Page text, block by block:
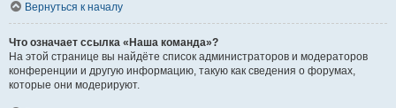
Вернуться к началу
Что означает ссылка «Наша команда»?
На этой странице вы найдёте список администраторов и модераторов
конференции и другую информацию, такую как сведения о форумах,
которые они модерируют.